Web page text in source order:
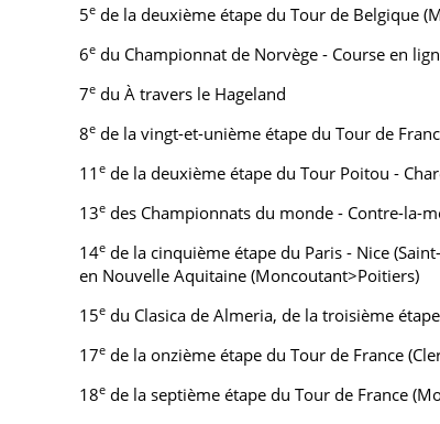
5e de la deuxième étape du Tour de Belgique
6e du Championnat de Norvège - Course en
7e du À travers le Hageland
8e de la vingt-et-unième étape du Tour de
11 e de la deuxième étape du Tour Poitou -
13e des Championnats du monde - Contre-la-
14e de la cinquième étape du Paris - Nice
en Nouvelle Aquitaine (Moncoutant>Poitiers)
15e du Clasica de Almeria, de la troisième
17e de la onzième étape du Tour de France
18e de la septième étape du Tour de France